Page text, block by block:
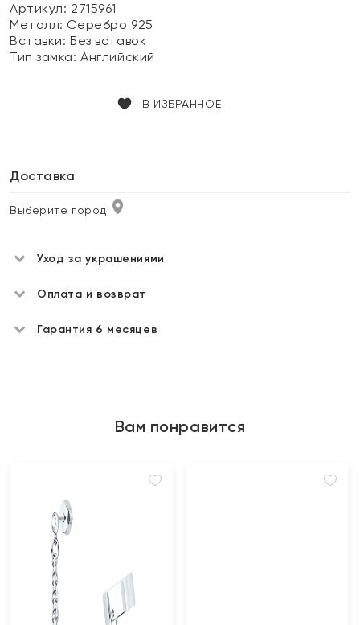
Артикул: 2715961
Металл: Серебро 925
Вставки:Без вставок
Тип замка:Английский
В ИЗБРАННОЕ
Доставка
Выберите город
Уход за украшениями
Оплата и возврат
Гарантия 6 месяцев
Вам понравится